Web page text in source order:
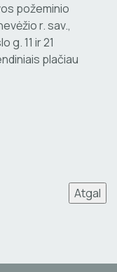
požeminio
r. sav.,
g. 11 ir 21
plačiau
Atgal